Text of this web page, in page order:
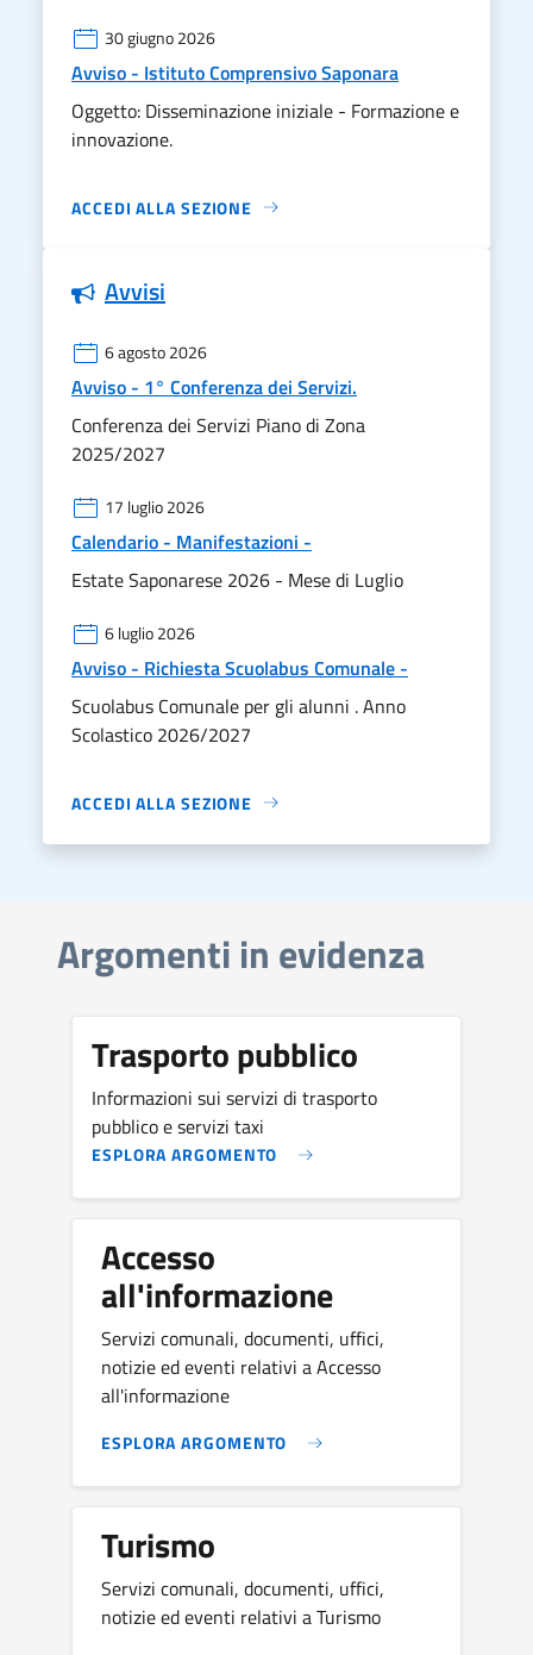
30 giugno 2026
Avviso - Istituto Comprensivo Saponara
Oggetto: Disseminazione iniziale - Formazione e
innovazione.
ACCEDI ALLA SEZIONE
Avvisi
6 agosto 2026
Avviso - 1° Conferenza dei Servizi.
Conferenza dei Servizi Piano di Zona
2025/2027
17 luglio 2026
Calendario - Manifestazioni -
Estate Saponarese 2026 - Mese di Luglio
6 luglio 2026
Avviso - Richiesta Scuolabus Comunale -
Scuolabus Comunale per gli alunni . Anno
Scolastico 2026/2027
ACCEDI ALLA SEZIONE
Argomenti in evidenza
Trasporto pubblico
Informazioni sui servizi di trasporto
pubblico e servizi taxi
ESPLORA ARGOMENTO
Accesso
all'informazione
Servizi comunali, documenti, uffici,
notizie ed eventi relativi a Accesso
all'informazione
ESPLORA ARGOMENTO
Turismo
Servizi comunali, documenti, uffici,
notizie ed eventi relativi a Turismo